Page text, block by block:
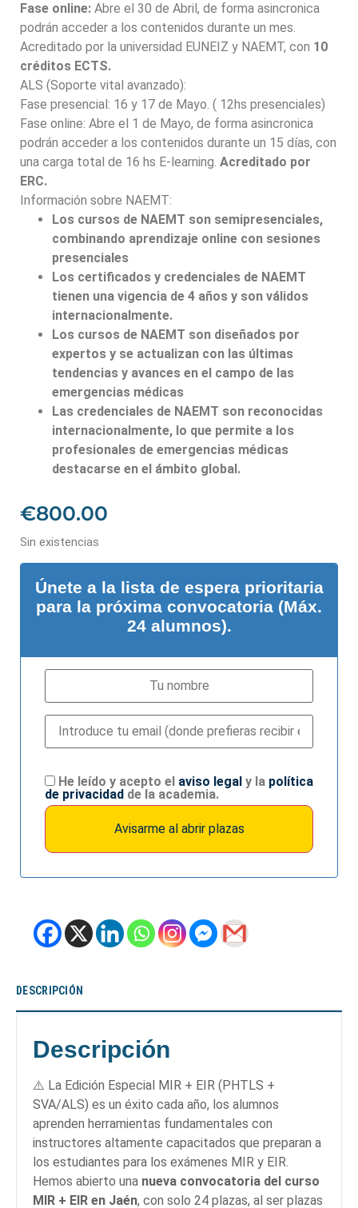
Fase online: Abre el 30 de Abril, de forma asincronica
podrán acceder a los contenidos durante un mes.
Acreditado por la universidad EUNEIZ y NAEMT, con 10
créditos ECTS.
ALS (Soporte vital avanzado):
Fase presencial: 16 y 17 de Mayo. ( 12hs presenciales)
Fase online: Abre el 1 de Mayo, de forma asincronica
podrán acceder a los contenidos durante un 15 días, con
una carga total de 16 hs E-learning. Acreditado por
ERC.
Información sobre NAEMT:
Los cursos de NAEMT son semipresenciales,
combinando aprendizaje online con sesiones
presenciales
Los certificados y credenciales de NAEMT
tienen una vigencia de 4 años y son válidos
internacionalmente.
Los cursos de NAEMT son diseñados por
expertos y se actualizan con las últimas
tendencias y avances en el campo de las
emergencias médicas
Las credenciales de NAEMT son reconocidas
internacionalmente, lo que permite a los
profesionales de emergencias médicas
destacarse en el ámbito global.
€800.00
Sin existencias
Únete a la lista de espera prioritaria
para la próxima convocatoria (Máx.
24 alumnos).
He leído y acepto el aviso legal y la política
de privacidad de la academia.
DESCRIPCIÓN
Descripción
⚠️ La Edición Especial MIR + EIR (PHTLS +
SVA/ALS) es un éxito cada año, los alumnos
aprenden herramientas fundamentales con
instructores altamente capacitados que preparan a
los estudiantes para los exámenes MIR y EIR.
Hemos abierto una nueva convocatoria del curso
MIR + EIR en Jaén, con solo 24 plazas, al ser plazas